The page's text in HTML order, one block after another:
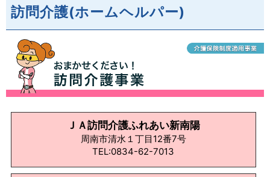
訪問介護(ホームヘルパー)
ＪＡ訪問介護ふれあい新南陽
周南市清水１丁目12番7号
TEL:0834-62-7013